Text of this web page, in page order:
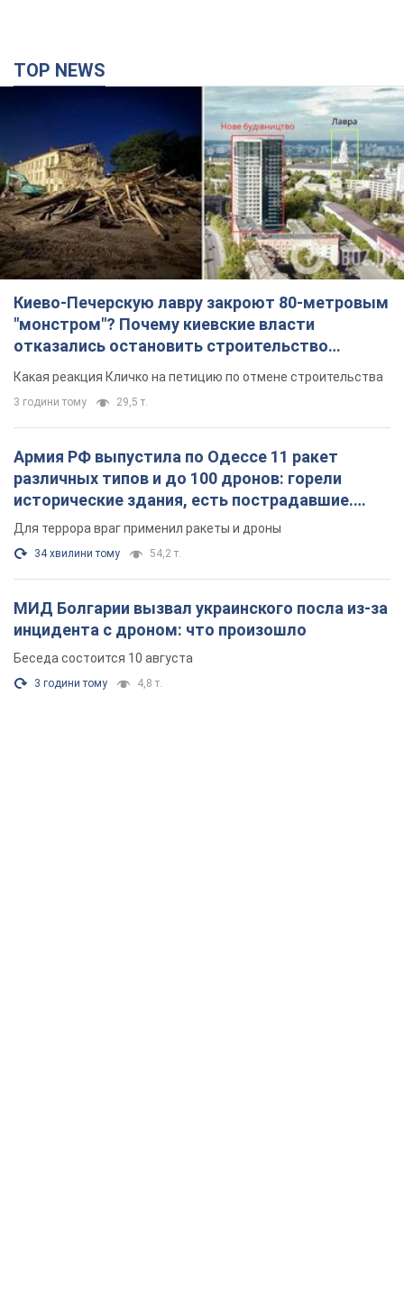
TOP NEWS
Киево-Печерскую лавру закроют 80-метровым
"монстром"? Почему киевские власти
отказались остановить строительство
небоскреба "московского верующего"
Какая реакция Кличко на петицию по отмене строительства
3 години тому 29,5 т.
Армия РФ выпустила по Одессе 11 ракет
различных типов и до 100 дронов: горели
исторические здания, есть пострадавшие.
Фото и видео
Для террора враг применил ракеты и дроны
34 хвилини тому 54,2 т.
МИД Болгарии вызвал украинского посла из-за
инцидента с дроном: что произошло
Беседа состоится 10 августа
3 години тому 4,8 т.